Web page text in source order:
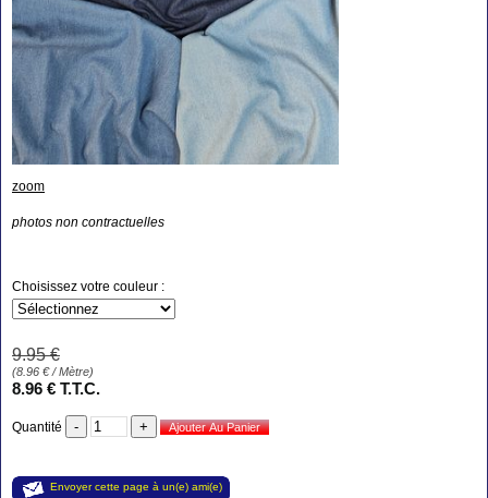
zoom
photos non contractuelles
Choisissez votre couleur :
9.95 €
(8.96 €/ Mètre)
8.96 € T.T.C.
Quantité
Envoyer cette page à un(e) ami(e)